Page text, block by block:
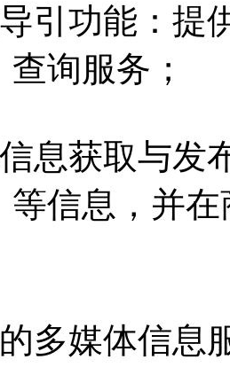
功能：提供
询服务；
获取与发布
等信息，并
媒体信息服